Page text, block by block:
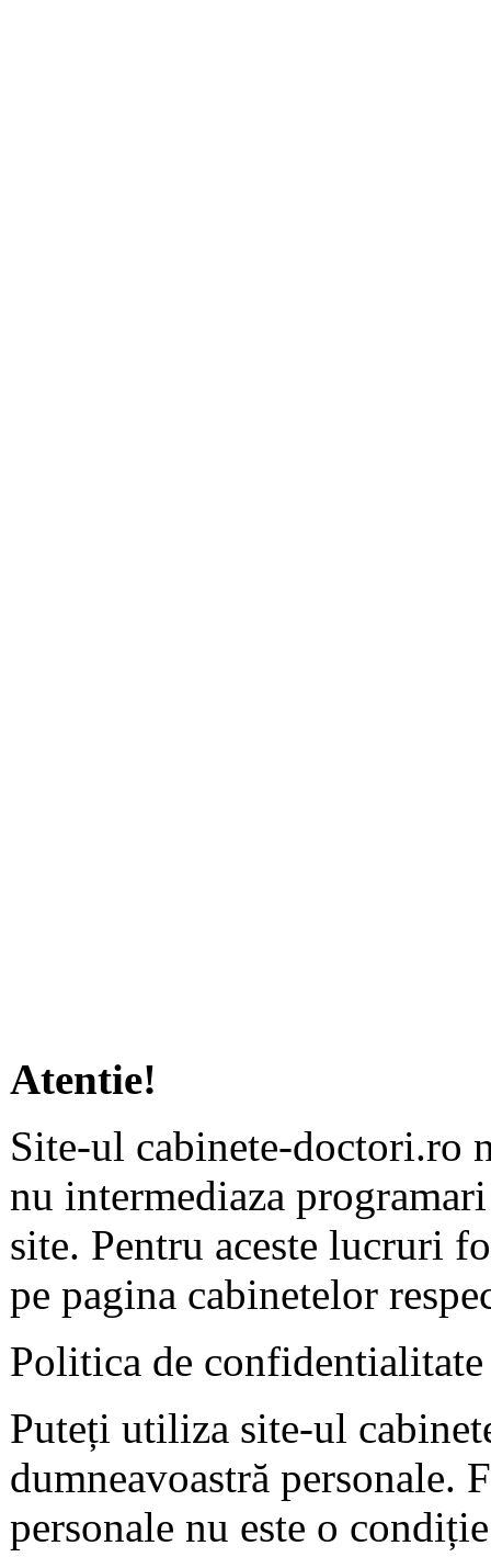
Atentie!
Site-ul cabinete-doctori.ro
nu intermediaza
site. Pentru aceste lucruri
pe pagina cabinetelor
Politica de confidentialitate
Puteți utiliza site-ul
dumneavoastră personale.
personale nu este o